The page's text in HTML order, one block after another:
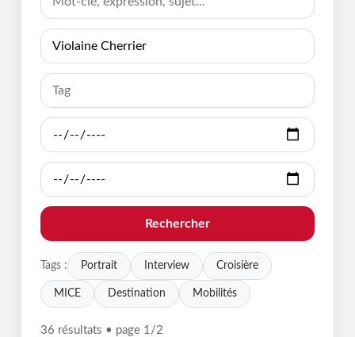
Rechercher
Tags : Portrait Interview Croisière
MICE Destination Mobilités
36 résultats • page 1/2